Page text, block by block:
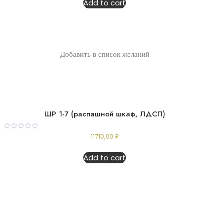
Add to cart
Добавить в список желаний
ШР 1-7 (распашной шкаф, ЛДСП)
11710,00 ₽
Add to cart